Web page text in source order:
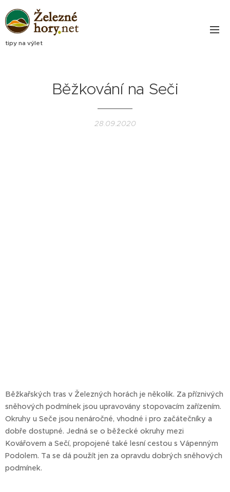
tipy na výlet
Běžkování na Seči
28.09.2020
Běžkařských tras v Železných horách je několik. Za příznivých
sněhových podmínek jsou upravovány stopovacím zařízením.
Okruhy u Seče jsou nenáročné, vhodné i pro začátečníky a
dobře dostupné. Jedná se o běžecké okruhy mezi
Kovářovem a Sečí, propojené také lesní cestou s Vápenným
Podolem. Ta se dá použít jen za opravdu dobrých sněhových
podmínek.